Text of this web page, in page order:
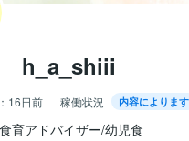
h_a_shiii
16日前 稼働状況 内容によります
育アドバイザー/幼児食